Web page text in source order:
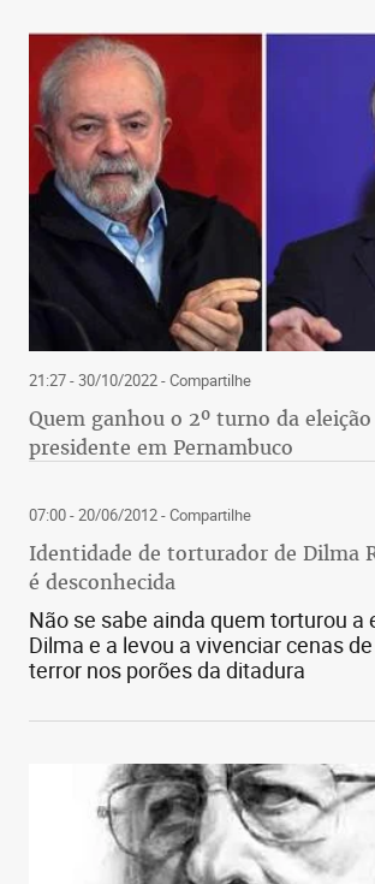
21:27 - 30/10/2022- Compartilhe
Quem ganhou o 2º turno da
presidente em Pernambuco
07:00 - 20/06/2012- Compartilhe
Identidade de torturador de Dilma
é desconhecida
Não se sabe ainda quem torturou a
Dilma e a levou a vivenciar cenas
terror nos porões da ditadura